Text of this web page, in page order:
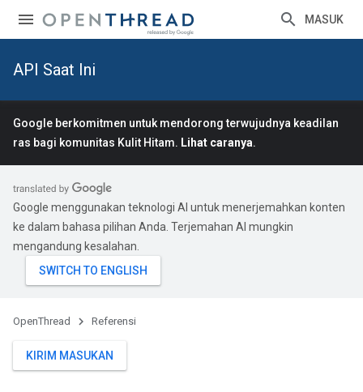
MASUK
API Saat Ini
Google berkomitmen untuk mendorong terwujudnya keadilan
ras bagi komunitas Kulit Hitam. Lihat caranya.
Google menggunakan teknologi AI untuk menerjemahkan konten
ke dalam bahasa pilihan Anda. Terjemahan AI mungkin
mengandung kesalahan.
OpenThread Referensi
KIRIM MASUKAN